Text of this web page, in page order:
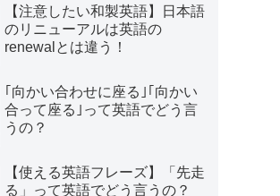
【注意したい和製英語】日本語
のリニューアルは英語の
renewalとは違う！
｢向かい合わせに座る｣｢向かい
合って座る｣って英語でどう言
うの？
【使える英語フレーズ】「先走
る」って英語でどう言うの？